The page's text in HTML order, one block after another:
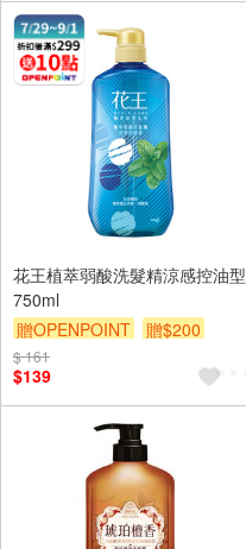
花王植萃弱酸洗髮精涼感控油型
750ml
贈OPENPOINT
贈$200
$ 161
$139